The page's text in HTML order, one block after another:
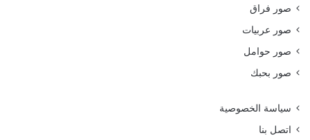
صور فراق
صور عربيات
صور حوامل
صور بحبك
سياسة الخصوصية
اتصل بنا